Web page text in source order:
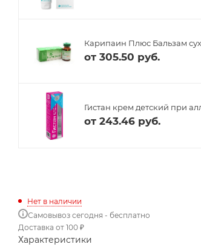
Карипаин Плюс Бальзам
от 305.50 руб.
Гистан крем детский при
от 243.46 руб.
Нет в наличии
Самовывоз сегодня - бесплатно
Доставка от 100 ₽
Характеристики